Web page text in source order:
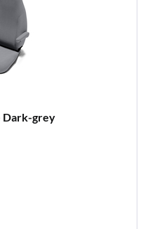
Dark-grey